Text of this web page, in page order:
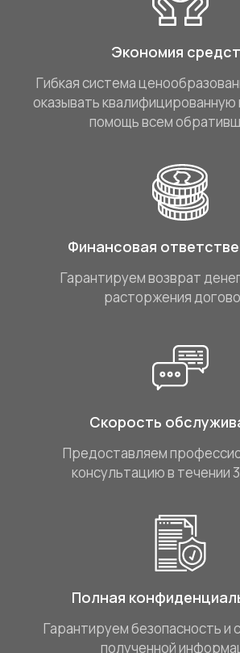
Экономия
Гибкая система
оказывать
помощь всем
Финансовая
Гарантируем возврат
расторжения
Скорость
Предоставляем
консультацию в течении
Полная
Гарантируем безопасность и
полученной